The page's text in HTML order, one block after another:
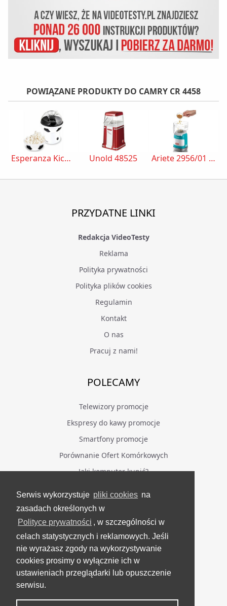
Serwis wykorzystuje pliki cookies na
zasadach określonych w
Polityce prywatności , w szczególności w
celach statystycznych i reklamowych. Jeśli
nie wyrażasz zgody na wykorzystywanie
cookies prosimy o wyłącznie ich w
ustawieniach przeglądarki lub opuszczenie
serwisu.
POWIĄZANE PRODUKTY DO CAMRY CR 4458
Esperanza Kick EKP007 Unold 48525 Ariete 2956/01 Partytime
PRZYDATNE LINKI
Redakcja VideoTesty
Reklama
Polityka prywatności
Polityka plików cookies
Regulamin
Kontakt
O nas
Pracuj z nami!
POLECAMY
Telewizory promocje
Ekspresy do kawy promocje
Smartfony promocje
Porównanie Ofert Komórkowych
Jaki komputer kupić?
BĄDŹ NA BIEŻĄCO
Facebook
Grupa Testerzy Videotestów
YouTube
Twitter